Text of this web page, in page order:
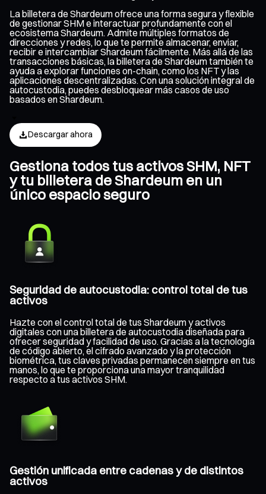
La billetera de Shardeum ofrece una forma segura y flexible
de gestionar SHM e interactuar profundamente con el
ecosistema Shardeum. Admite múltiples formatos de
direcciones y redes, lo que te permite almacenar, enviar,
recibir e intercambiar Shardeum fácilmente. Más allá de las
transacciones básicas, la billetera de Shardeum también te
ayuda a explorar funciones on-chain, como los NFT y las
aplicaciones descentralizadas. Con una solución integral de
autocustodia, puedes desbloquear más casos de uso
basados en Shardeum.
Descargar ahora
Gestiona todos tus activos SHM, NFT
y tu billetera de Shardeum en un
único espacio seguro
Seguridad de autocustodia: control total de tus
activos
Hazte con el control total de tus Shardeum y activos
digitales con una billetera de autocustodia diseñada para
ofrecer seguridad y facilidad de uso. Gracias a la tecnología
de código abierto, el cifrado avanzado y la protección
biométrica, tus claves privadas permanecen siempre en tus
manos, lo que te proporciona una mayor tranquilidad
respecto a tus activos SHM.
Gestión unificada entre cadenas y de distintos
activos